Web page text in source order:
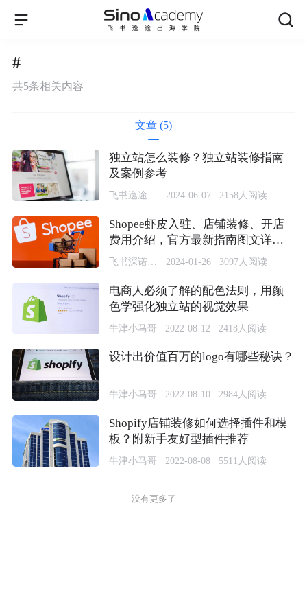
#
共5条相关内容
文章 (5)
独立站怎么装修？独立站装修指南
及案例参考
2024-06-07 2158人阅读
Shopee虾皮入驻、店铺装修、开店
费用介绍，官方最新指南图文详解
开店及装修流程
2024-01-26 3097人阅读
电商人必须了解的配色法则，用颜
色学强化独立站的视觉效果
牛津小马哥 2022-08-12 2418人阅读
设计出价值百万的logo有哪些秘诀？
牛津小马哥 2022-08-10 2984人阅读
Shopify店铺装修如何选择插件和模
板？附新手友好型插件推荐
牛津小马哥 2022-08-08 5511 人阅读
没有更多了